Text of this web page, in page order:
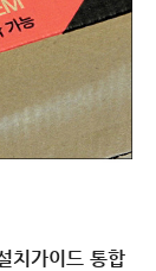
치가이드 통합